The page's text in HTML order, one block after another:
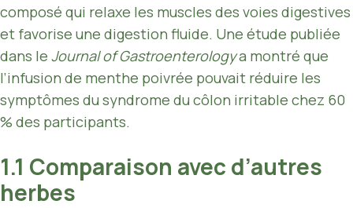
composé qui relaxe les muscles des voies digestives
et favorise une digestion fluide. Une étude publiée
dans le Journal of Gastroenterologya montré que
l’infusion de menthe poivrée pouvait réduire les
symptômes du syndrome du côlon irritable chez 60
% des participants.
1.1 Comparaison avec d’autres
herbes